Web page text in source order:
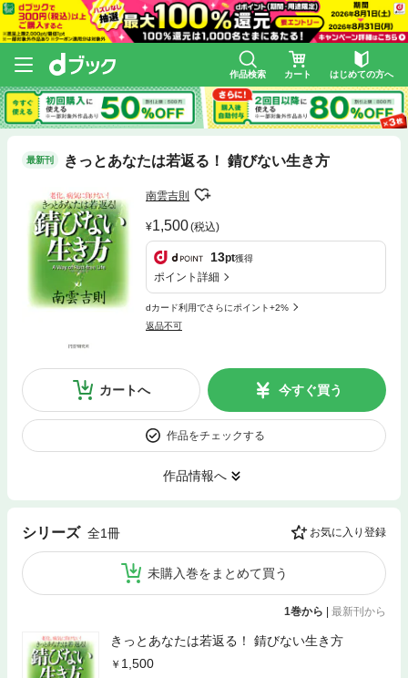
作品検索 カート はじめての方へ
最新刊 きっとあなたは若返る！ 錆びない生き方
南雲吉則
1,500(税込)
13pt獲得
ポイント詳細
dカード利用でさらにポイント+2%
返品不可
カートへ 今すぐ買う
作品をチェックする
作品情報へ
シリーズ 全1冊 お気に入り登録
未購入巻をまとめて買う
1巻から | 最新刊から
きっとあなたは若返る！ 錆びない生き方
1,500